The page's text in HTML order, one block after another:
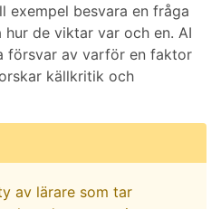
exempel besvara en fråga
de viktar var och en. AI
försvar av varför en faktor
källkritik och
av lärare som tar